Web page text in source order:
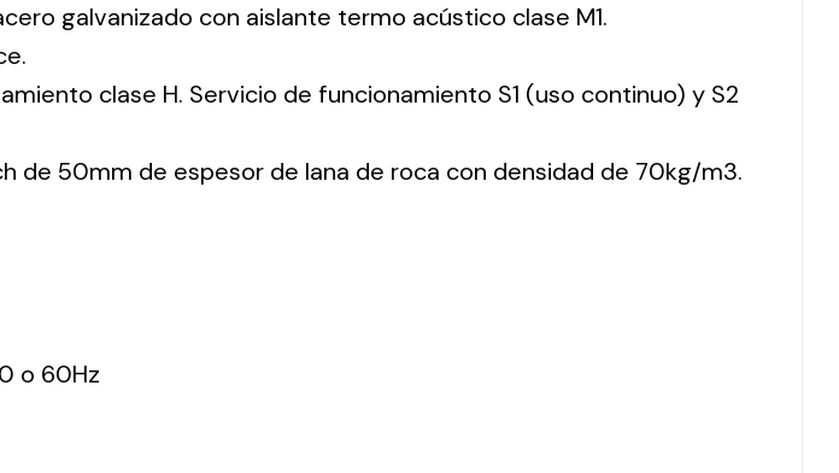
galvanizado con aislante termo acústico clase M1.
clase H. Servicio de funcionamiento S1 (uso continuo) y S2
de 50mm de espesor de lana de roca con densidad de 70kg/m3.
o 60Hz